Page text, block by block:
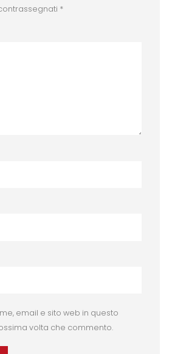
*
email e sito web in questo
volta che commento.